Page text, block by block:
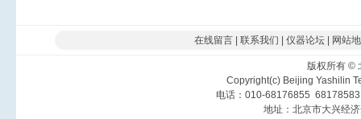
在线留言 联系我们 仪器论坛 网站
版权所有©
Copyright(c) Beijing Yashilin
电话：010-68176855
地址：北京市大兴经